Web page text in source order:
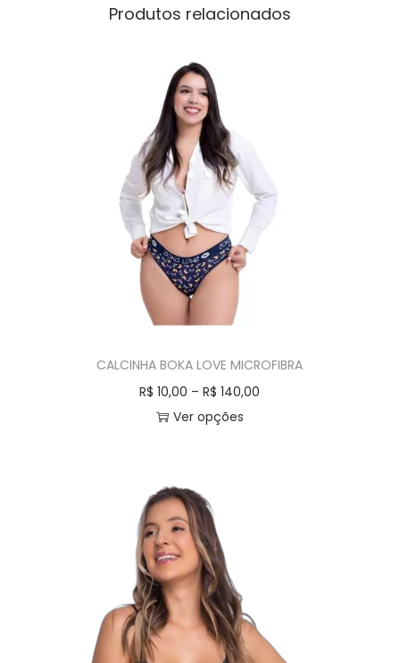
Produtos relacionados
CALCINHA BOKA LOVE MICROFIBRA
R$ 10,00 – R$ 140,00
Ver opções